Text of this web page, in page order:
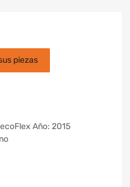
piezas
ecoFlex Año: 2015